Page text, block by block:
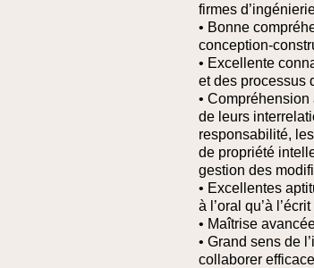
firmes
• Bonne
conception-
• Excellente
et des processus
•
de leurs
responsabilité,
de propriété
gestion des
• Excellentes
à l’oral qu’à l’écrit
• Maîtrise
• Grand sens de
collaborer